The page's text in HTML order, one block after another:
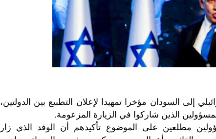
إلى السودان مؤخرا تمهيدا لإعلان التطبيع بين الدولتين،
الذين شاركوا في الزيارة المزعومة.
مطلعين على الموضوع تأكيدهم أن الوفد الذي زار